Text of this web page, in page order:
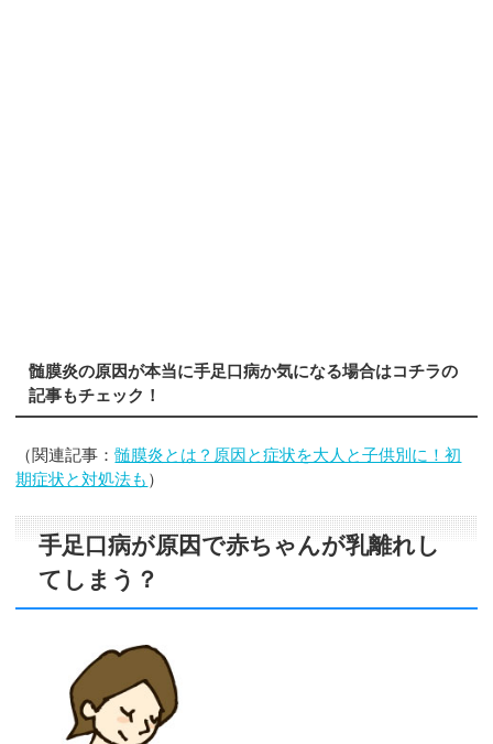
髄膜炎の原因が本当に手足口病か気になる場合はコチラの
記事もチェック！
（関連記事：髄膜炎とは？原因と症状を大人と子供別に！初
期症状と対処法も ）
手足口病が原因で赤ちゃんが乳離れし
てしまう？